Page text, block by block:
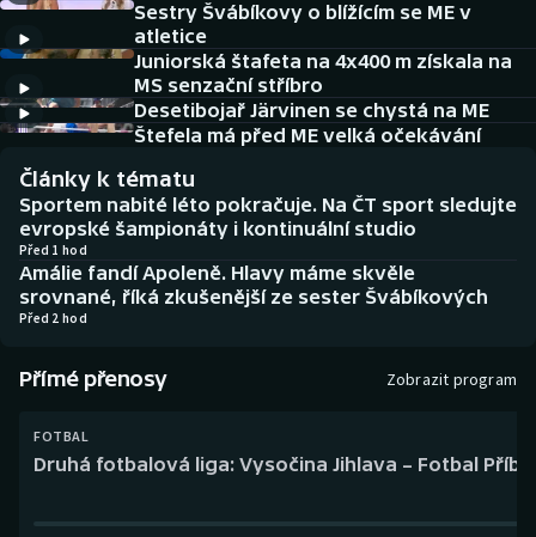
Cyklistika
DALŠÍ SPORTY
Americký fotbal
Baseball a softbal
Basketbal
Biatlon
Curling
NEPŘEHLÉDNĚTE
Soutěže
Historické návraty
Aplikace ČT sport
Sestry Švábíkovy o blížícím se ME v
atletice
Juniorská štafeta na 4x400 m získala na
MS senzační stříbro
Desetibojař Järvinen se chystá na ME
Štefela má před ME velká očekávání
Články k tématu
Sportem nabité léto pokračuje. Na ČT sport sledujte
evropské šampionáty i kontinuální studio
Před 1 hod
Amálie fandí Apoleně. Hlavy máme skvěle
srovnané, říká zkušenější ze sester Švábíkových
Před 2 hod
Přímé přenosy Zobrazit program
FOTBAL
Druhá fotbalová liga: Vysočina Jihlava – Fotbal